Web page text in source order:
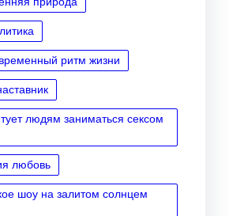
ритм жизни
людям заниматься сексом
любовь
шоу на залитом солнцем